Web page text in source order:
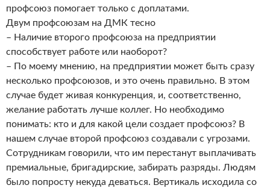
профсоюз помогает только с доплатами.
Двум профсоюзам на ДМК тесно
– Наличие второго профсоюза на предприятии
способствует работе или наоборот?
– По моему мнению, на предприятии может быть сразу
несколько профсоюзов, и это очень правильно. В этом
случае будет живая конкуренция, и, соответственно,
желание работать лучше коллег. Но необходимо
понимать: кто и для какой цели создает профсоюз? В
нашем случае второй профсоюз создавали с угрозами.
Сотрудникам говорили, что им перестанут выплачивать
премиальные, бригадирские, забирать разряды. Людям
было попросту некуда деваться. Вертикаль исходила со